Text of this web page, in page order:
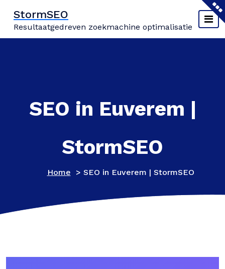
inhoud
springen
StormSEO
Resultaatgedreven zoekmachine optimalisatie
SEO in Euverem |
StormSEO
Home > SEO in Euverem | StormSEO